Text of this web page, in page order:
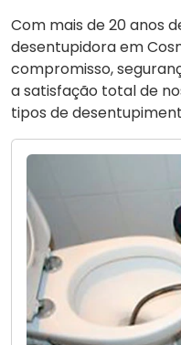
Com mais de 20 anos
desentupidora em
compromisso,
a satisfação total de
tipos de